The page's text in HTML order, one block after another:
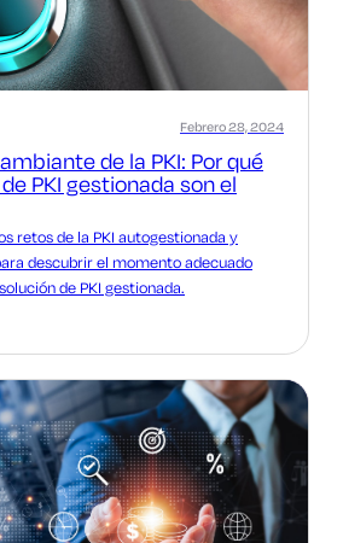
de la PKI: Por qué
PKI gestionada son el
Febrero 28, 2024
retos de la PKI autogestionada y
descubrir el momento adecuado
de PKI gestionada.